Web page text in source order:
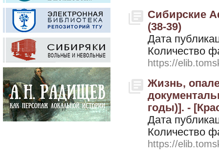
Сибирские
(38-39)
Дата
Количество
https://
Жизнь,
годы)]. -
Дата
Количество
https://